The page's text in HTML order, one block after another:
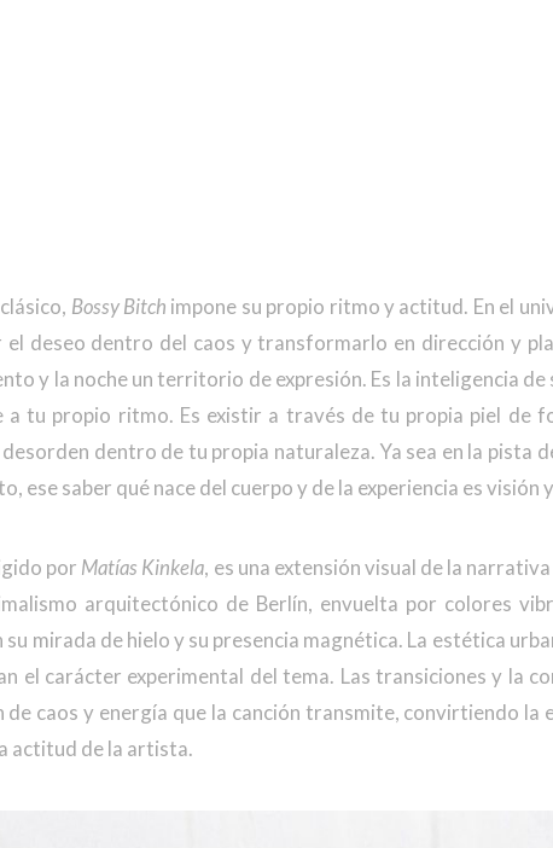
clásico, Bossy Bitch impone su propio ritmo y actitud. En el
el deseo dentro del caos y transformarlo en dirección y
y la noche un territorio de expresión. Es la inteligencia de
a tu propio ritmo. Es existir a través de tu propia piel de
dentro de tu propia naturaleza. Ya sea en la pista
ese saber qué nace del cuerpo y de la experiencia es visión
por Matías Kinkela, es una extensión visual de la
arquitectónico de Berlín, envuelta por colores
mirada de hielo y su presencia magnética. La estética
el carácter experimental del tema. Las transiciones y la
de caos y energía que la canción transmite, convirtiendo la
actitud de la artista.